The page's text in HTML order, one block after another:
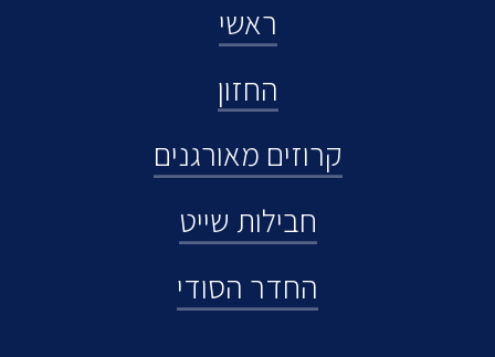
ראשי
החזון
קרוזים מאורגנים
חבילות שייט
החדר הסודי